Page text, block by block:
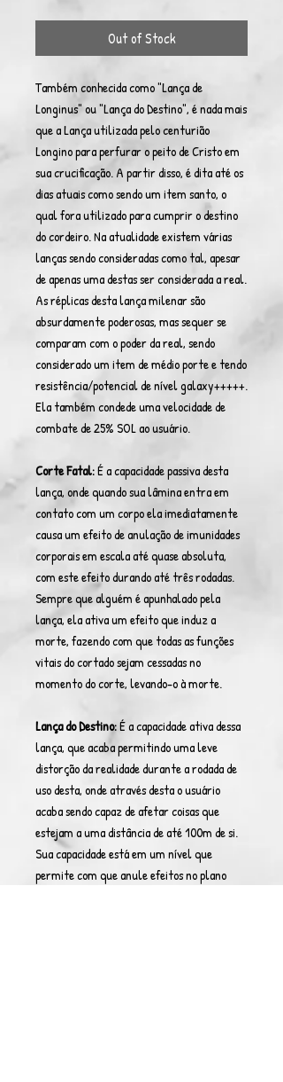
Out of Stock
Também conhecida como "Lança de
Longinus" ou "Lança do Destino", é nada mais
que a Lança utilizada pelo centurião
Longino para perfurar o peito de Cristo em
sua crucificação. A partir disso, é dita até os
dias atuais como sendo um item santo, o
qual fora utilizado para cumprir o destino
do cordeiro. Na atualidade existem várias
lanças sendo consideradas como tal, apesar
de apenas uma destas ser considerada a real.
As réplicas desta lança milenar são
absurdamente poderosas, mas sequer se
comparam com o poder da real, sendo
considerado um item de médio porte e tendo
resistência/potencial de nível galaxy+++++.
Ela também condede uma velocidade de
combate de 25% SOL ao usuário.
Corte Fatal:É a capacidade passiva desta
lança, onde quando sua lâmina entra em
contato com um corpo ela imediatamente
causa um efeito de anulação de imunidades
corporais em escala até quase absoluta,
com este efeito durando até três rodadas.
Sempre que alguém é apunhalado pela
lança, ela ativa um efeito que induz a
morte, fazendo com que todas as funções
vitais do cortado sejam cessadas no
momento do corte, levando-o à morte.
Lança do Destino:É a capacidade ativa dessa
lança, que acaba permitindo uma leve
distorção da realidade durante a rodada de
uso desta, onde através desta o usuário
acaba sendo capaz de afetar coisas que
estejam a uma distância de até 100m de si.
Sua capacidade está em um nível que
permite com que anule efeitos no plano